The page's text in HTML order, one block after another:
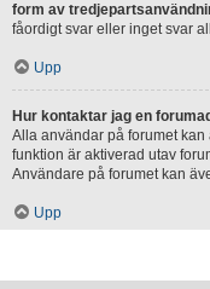
form av
fåordigt svar eller inget svar
Upp
Hur kontaktar jag en
Alla användar på forumet
funktion är aktiverad utav
Användare på forumet kan
Upp